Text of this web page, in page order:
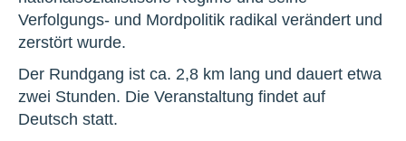
Verfolgungs- und Mordpolitik radikal verändert und
zerstört wurde.
Der Rundgang ist ca. 2,8 km lang und dauert etwa
zwei Stunden. Die Veranstaltung findet auf
Deutsch statt.